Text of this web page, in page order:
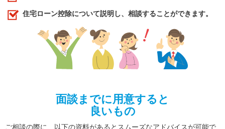
住宅ローン控除について説明し、相談することができます。
面談までに用意すると
良いもの
ご相談の際に、以下の資料があるとスムーズなアドバイスが可能で